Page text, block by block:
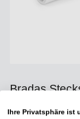
Bradas
Line WL-
Ihre Privatsphäre ist